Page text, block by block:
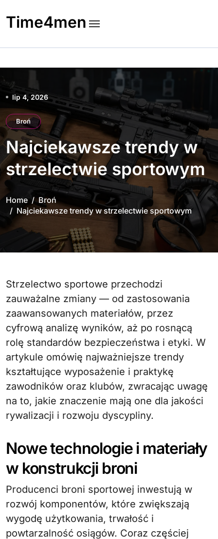
to
content
Time4men
lip 4, 2026
Broń
Najciekawsze trendy w
strzelectwie sportowym
Home
Broń
Najciekawsze trendy w strzelectwie sportowym
Strzelectwo sportowe przechodzi
zauważalne zmiany — od zastosowania
zaawansowanych materiałów, przez
cyfrową analizę wyników, aż po rosnącą
rolę standardów bezpieczeństwa i etyki. W
artykule omówię najważniejsze trendy
kształtujące wyposażenie i praktykę
zawodników oraz klubów, zwracając uwagę
na to, jakie znaczenie mają one dla jakości
rywalizacji i rozwoju dyscypliny.
Nowe technologie i materiały
w konstrukcji broni
Producenci broni sportowej inwestują w
rozwój komponentów, które zwiększają
wygodę użytkowania, trwałość i
powtarzalność osiągów. Coraz częściej